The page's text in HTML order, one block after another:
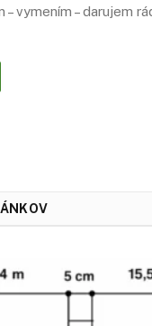
– vymením – darujem